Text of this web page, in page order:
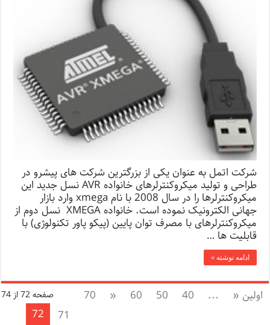
شرکت اتمل به عنوان یکی از بزرگترین شرکت های پیشرو در
طراحی و تولید میکروکنترلرهای خانواده AVR نسل جدید این
میکروکنترلرها را در سال 2008 با نام xmega وارد بازار
جهانی الکترونیک نموده است. خانواده XMEGA نسل دوم از
میکروکنترلرهای با مصرف توان پایین (پیکو پاور تکنولوژی) با
قابلیت ها …
ادامه نوشته »
صفحه 72 از 74 اولین « ...
40
50
60
«
70
71
72